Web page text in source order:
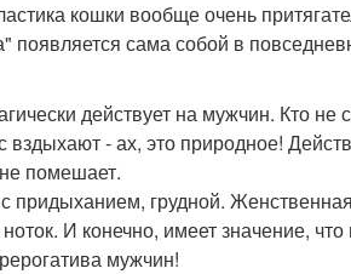
кошки вообще очень
сама собой в
действует на мужчин. Кто
- ах, это природное!
помешает.
грудной.
И конечно, имеет значение,
мужчин!